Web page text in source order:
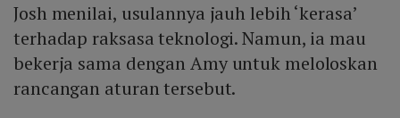
Josh menilai, usulannya jauh lebih ‘kerasa’
terhadap raksasa teknologi. Namun, ia mau
bekerja sama dengan Amy untuk meloloskan
rancangan aturan tersebut.